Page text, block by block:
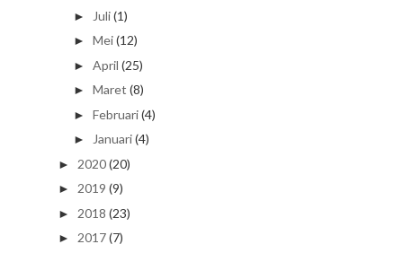
► Juli(1)
► Mei(12)
► April (25)
► Maret (8)
► Februari(4)
► Januari(4)
► 2020(20)
► 2019 (9)
► 2018 (23)
► 2017(7)